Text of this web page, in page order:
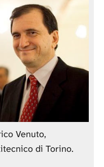
Venuto,
di Torino.